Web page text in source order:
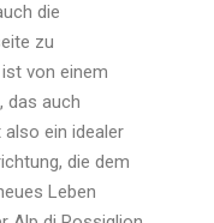
die
zu
von einem
das auch
ein idealer
die dem
Leben